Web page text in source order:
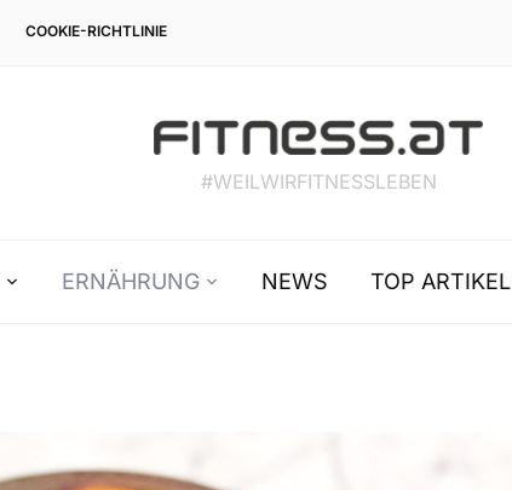
COOKIE-RICHTLINIE
#WEILWIRFITNESSLEBEN
ERNÄHRUNG NEWS TOP ARTIKEL